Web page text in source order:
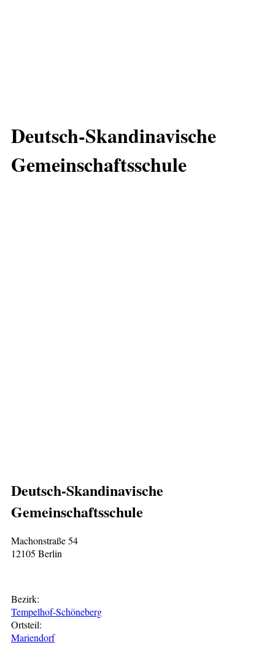
Deutsch-Skandinavische
Gemeinschaftsschule
Deutsch-Skandinavische
Gemeinschaftsschule
Machonstraße 54
12105 Berlin
Bezirk:
Tempelhof-Schöneberg
Ortsteil:
Mariendorf